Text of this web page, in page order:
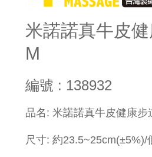
米諾諾真牛皮
M
編號 : 138932
品名: 米諾諾真牛皮健康步
尺寸: 約23.5~25cm(±5%)/